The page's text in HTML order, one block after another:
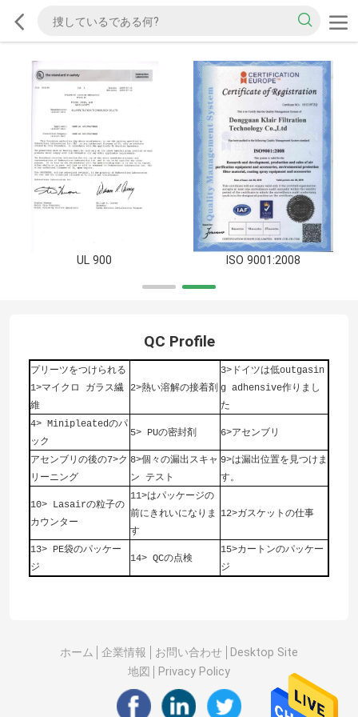
UL 900 ISO 9001:2008
QC Profile
プリーツをつけられる
1>マイクロ ガラス繊
維
2>熱い溶解の接着剤
3>ドイツは低outgasin
g adhensive作りまし
た
4> Minipleatedのパ
ック
5> PUの密封剤 6>アセンブリ
アセンブリの後の7>ク
リーニング
8>個々の漏出スキャ
ン テスト
9>は漏出位置を見つけま
す。
10> Lasairの粒子の
カウンター
11>はパッケージの
前にきれいになりま
す
12>ガスケットの仕事
13> PE袋のパッケー
ジ
14> QCの点検
15>カートンのパッケー
ジ
ホーム 企業情報 お問い合わせ
Desktop Site
地図
Privacy Policy